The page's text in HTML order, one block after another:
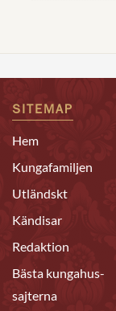
SITEMAP
Hem
Kungafamiljen
Utländskt
Kändisar
Redaktion
Bästa kungahus-
sajterna